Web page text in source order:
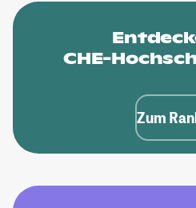
CHE-
Zum